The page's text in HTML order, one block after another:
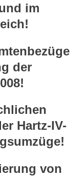
im
der
Hartz-IV-
von